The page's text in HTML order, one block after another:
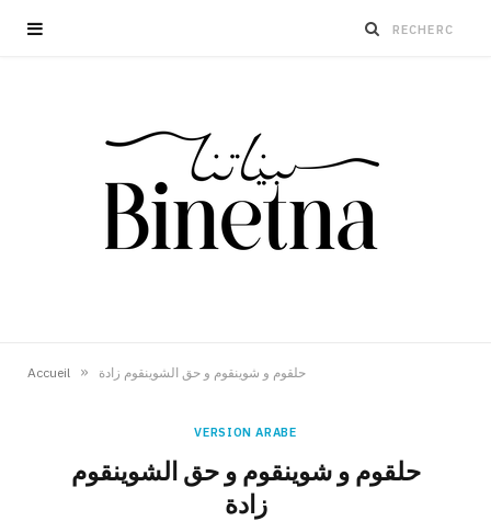
Accueil » حلقوم و شوينقوم و حق الشوينقوم زادة
VERSION ARABE
حلقوم و شوينقوم و حق الشوينقوم
زادة